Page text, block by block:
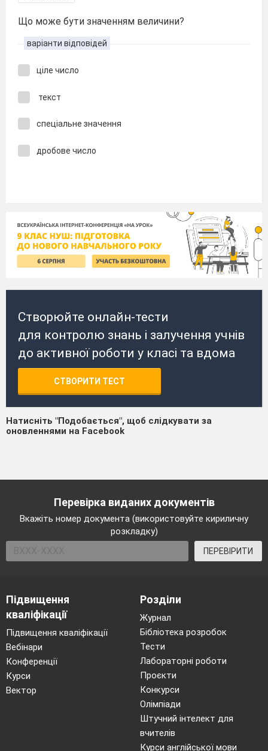
Що може бути значенням величини?
варіанти відповідей
ціле число
текст
спеціальне значення
дробове число
Створюйте онлайн-тести
для контролю знань і залучення учнів
до активної роботи у класі та вдома
СТВОРИТИ ТЕСТ
Натисніть "Подобається", щоб слідкувати за
оновленнями на Facebook
Перевірка виданих документів
Вкажіть номер документа (використовуйте кириличну
розкладку)
ПЕРЕВІРИТИ
Підвищення
кваліфікації
Підвищення кваліфікації
Вебінари
Конференції
Курси
Вектор
Розділи
Журнал
Бібліотека розробок
Тести
Лабораторні роботи
Проєкти
Конкурси
Олімпіади
Штучний інтелект для
вчителів
Курси англійської мови